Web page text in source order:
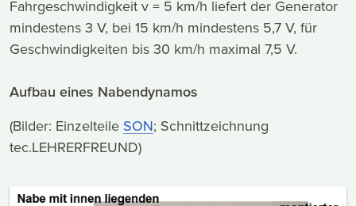
Fahrgeschwindigkeit v = 5 km/h liefert der Generator
mindestens 3 V, bei 15 km/h mindestens 5,7 V, für
Geschwindigkeiten bis 30 km/h maximal 7,5 V.
Aufbau eines Nabendynamos
(Bilder: Einzelteile SON; Schnittzeichnung
tec.LEHRERFREUND)